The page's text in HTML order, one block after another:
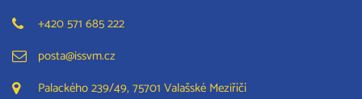
+420 571 685 222
posta@issvm.cz
Palackého 239/49, 75701 Valašské Meziříčí